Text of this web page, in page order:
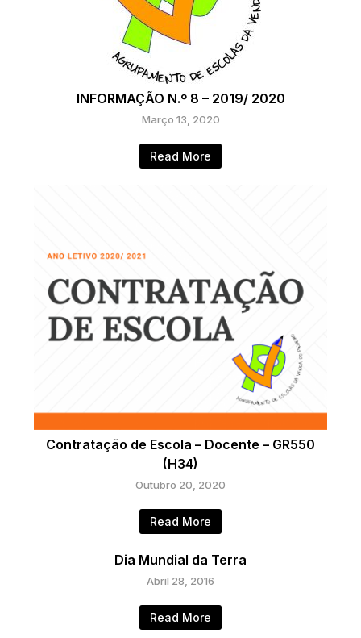
INFORMAÇÃO N.º 8 – 2019/ 2020
Março 13, 2020
Read More
Contratação de Escola – Docente – GR550
(H34)
Outubro 20, 2020
Read More
Dia Mundial da Terra
Abril 28, 2016
Read More